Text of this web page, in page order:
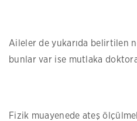
Aileler de yukarıda belirtilen
bunlar var ise mutlaka doktora
Fizik muayenede ateş